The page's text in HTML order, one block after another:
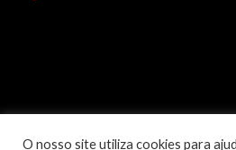
O nosso site utiliza cookies para